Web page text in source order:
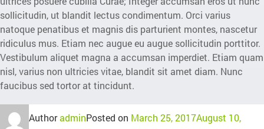
sollicitudin, ut blandit lectus condimentum. Orci varius
natoque penatibus et magnis dis parturient montes, nascetur
ridiculus mus. Etiam nec augue eu augue sollicitudin porttitor.
Vestibulum aliquet magna a accumsan imperdiet. Etiam quam
nisl, varius non ultricies vitae, blandit sit amet diam. Nunc
faucibus sed tortor at tincidunt.
AuthoradminPosted on March 25, 2017August 10,